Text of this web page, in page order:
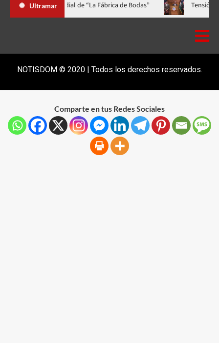
Ultramar
a casa llena y el estreno mundial de “La Fábrica de Bodas”
NOTISDOM © 2020 | Todos los derechos reservados.
Comparte en tus Redes Sociales